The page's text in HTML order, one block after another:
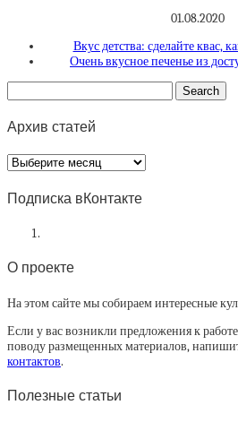
01.08.2020
Вкус детства: сделайте квас,
Очень вкусное печенье из
Архив статей
Архив
Подписка вКонтакте
О проекте
На этом сайте мы собираем интересные
Если у вас возникли предложения к
поводу размещенных материалов,
контактов.
Полезные статьи